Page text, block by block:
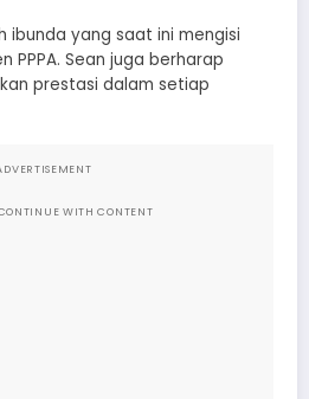
ibunda yang saat ini mengisi
PPPA. Sean juga berharap
prestasi dalam setiap
WITH CONTENT